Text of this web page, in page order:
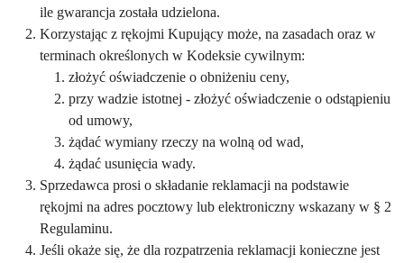
ile gwarancja została udzielona.
Korzystając z rękojmi Kupujący może, na zasadach oraz w
terminach określonych w Kodeksie cywilnym:
złożyć oświadczenie o obniżeniu ceny,
przy wadzie istotnej - złożyć oświadczenie o odstąpieniu
od umowy,
żądać wymiany rzeczy na wolną od wad,
żądać usunięcia wady.
Sprzedawca prosi o składanie reklamacji na podstawie
rękojmi na adres pocztowy lub elektroniczny wskazany w § 2
Regulaminu.
Jeśli okaże się, że dla rozpatrzenia reklamacji konieczne jest